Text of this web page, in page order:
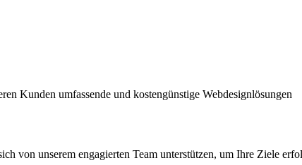
Kunden umfassende und kostengünstige Webdesignlösungen
von unserem engagierten Team unterstützen, um Ihre Ziele